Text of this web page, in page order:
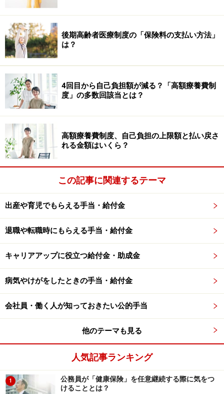
後期高齢者医療制度の「保険料の支払い方法」
は？
4回目から自己負担額が減る？「高額療養費制
度」の多数回該当とは？
高額療養費制度、自己負担の上限額と払い戻さ
れる金額はいくら？
この記事に関連するテーマ
出産や育児でもらえる手当・給付金
退職や転職時にもらえる手当・給付金
キャリアアップに役立つ給付金・助成金
病気やけがをしたときの手当・給付金
会社員・働く人が知っておきたい公的手当
他のテーマも見る
人気記事ランキング
1
公務員が「健康保険」を任意継続する際に気をつ
けることとは？